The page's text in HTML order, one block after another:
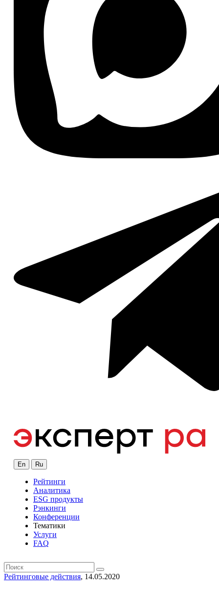
En Ru
Рейтинги
Аналитика
ESG продукты
Рэнкинги
Конференции
Тематики
Услуги
FAQ
Рейтинговые действия, 14.05.2020